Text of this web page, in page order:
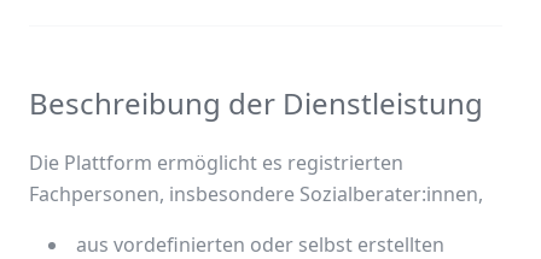
Beschreibung der Dienstleistung
Die Plattform ermöglicht es registrierten
Fachpersonen, insbesondere Sozialberater:innen,
aus vordefinierten oder selbst erstellten